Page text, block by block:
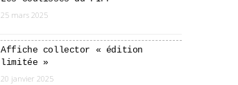
25 mars 2025
Affiche collector « édition
limitée »
20 janvier 2025